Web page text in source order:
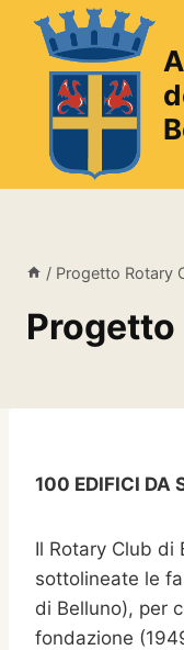
Salta
contenuto
/ Progetto Rotary
Progetto
100 EDIFICI DA
Il Rotary Club di
sottolineate le
di Belluno), per
fondazione